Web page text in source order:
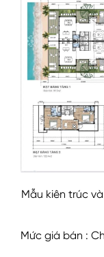
Mẫu kiên trúc
Mức giá bán :